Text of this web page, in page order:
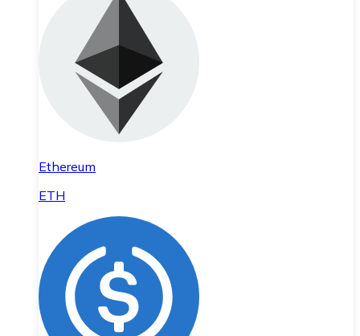
Ethereum
ETH